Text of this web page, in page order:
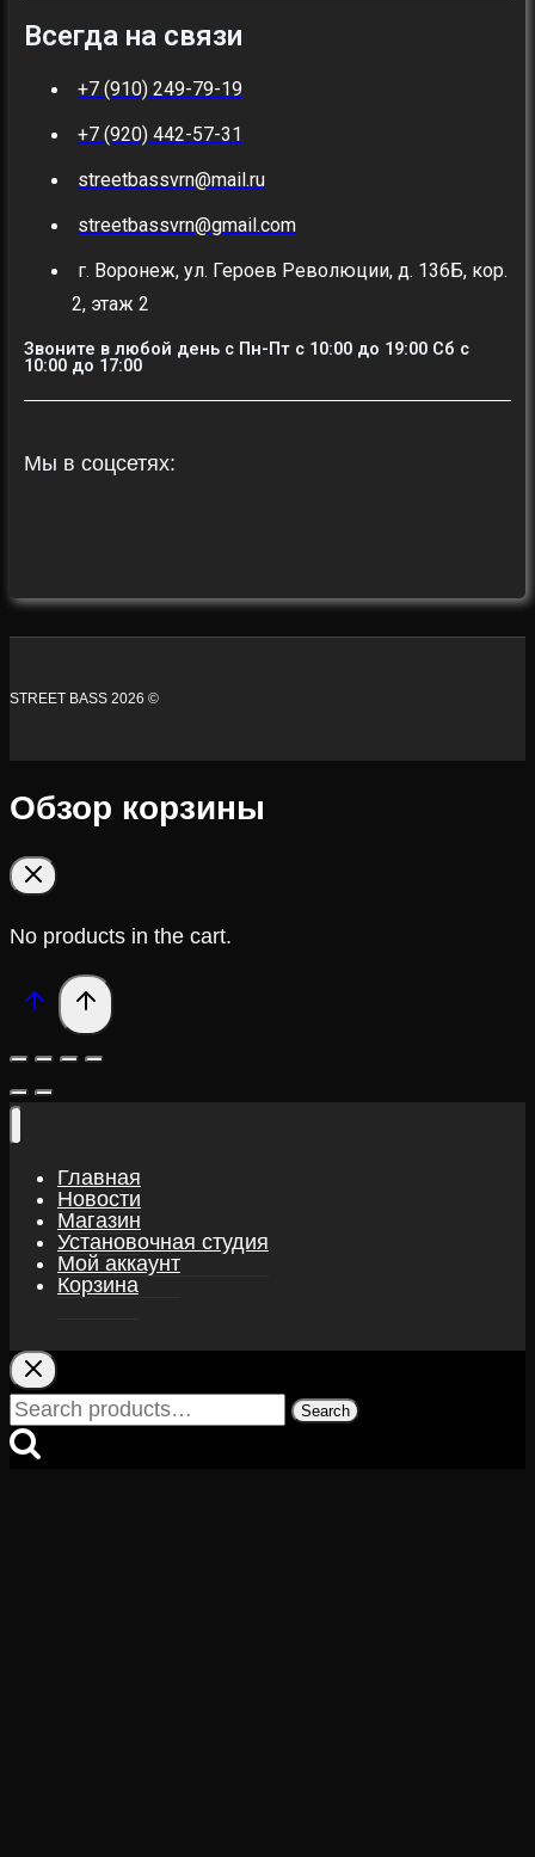
Всегда на связи
+7 (910) 249-79-19
+7 (920) 442-57-31
streetbassvrn@mail.ru
streetbassvrn@gmail.com
г. Воронеж, ул. Героев Революции, д. 136Б, кор.
2, этаж 2
Звоните в любой день с Пн-Пт c 10:00 до 19:00 Сб с
10:00 до 17:00
Мы в соцсетях:
STREET BASS 2026 ©
Обзор корзины
No products in the cart.
Главная
Новости
Магазин
Установочная студия
Мой аккаунт
Корзина
Search
for:
Search